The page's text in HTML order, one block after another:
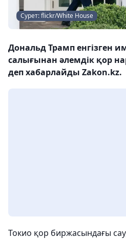
Сурет: flickr/White House
Дональд Трамп енгізген
салығынан әлемдік қор
деп хабарлайды Zakon.kz.
Токио қор биржасындағы